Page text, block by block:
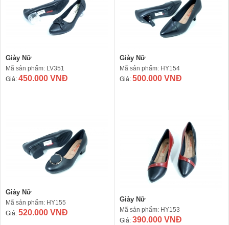
Giày Nữ
Mã sản phẩm: LV351
Giá: 450.000 VNĐ
Giày Nữ
Mã sản phẩm: HY154
Giá: 500.000 VNĐ
Giày Nữ
Mã sản phẩm: HY155
Giá: 520.000 VNĐ
Giày Nữ
Mã sản phẩm: HY153
Giá: 390.000 VNĐ